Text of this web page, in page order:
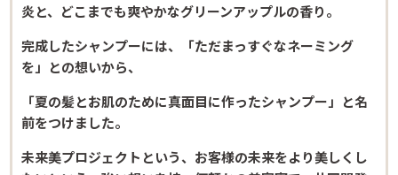
炎と、どこまでも爽やかなグリーンアップルの香り。
完成したシャンプーには、「ただまっすぐなネーミング
を」との想いから、
「夏の髪とお肌のために真面目に作ったシャンプー」と名
前をつけました。
未来美プロジェクトという、お客様の未来をより美しくし